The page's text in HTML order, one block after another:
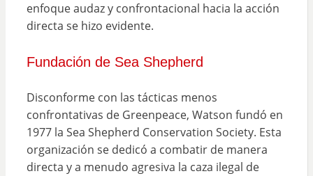
enfoque audaz y confrontacional hacia la acción
directa se hizo evidente.
Fundación de Sea Shepherd
Disconforme con las tácticas menos
confrontativas de Greenpeace, Watson fundó en
1977 la Sea Shepherd Conservation Society. Esta
organización se dedicó a combatir de manera
directa y a menudo agresiva la caza ilegal de